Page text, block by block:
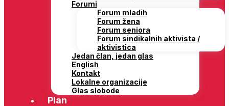
Forumi
Forum mladih
Forum žena
Forum seniora
Forum sindikalnih aktivista /
aktivistica
Jedan član, jedan glas
English
Kontakt
Lokalne organizacije
Glas slobode
Plan